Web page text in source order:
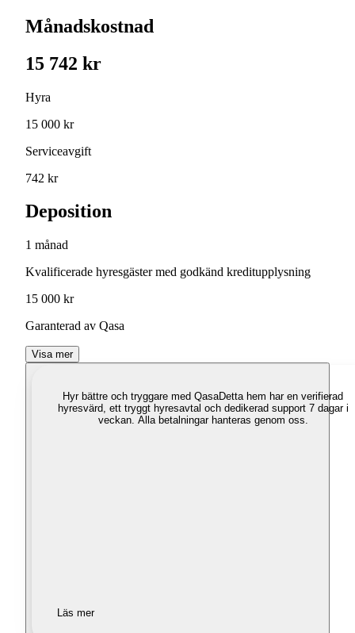
Månadskostnad
15 742 kr
Hyra
15 000 kr
Serviceavgift
742 kr
Deposition
1 månad
Kvalificerade hyresgäster med godkänd kreditupplysning
15 000 kr
Garanterad av Qasa
Visa mer
Hyr bättre och tryggare med QasaDetta hem har en verifierad
hyresvärd, ett tryggt hyresavtal och dedikerad support 7 dagar i
veckan. Alla betalningar hanteras genom oss.
Läs mer